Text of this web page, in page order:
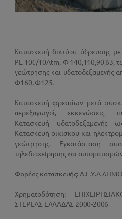
Κατασκευή δικτύου ύδρευσης
ΡΕ 100/10Atm, Φ 140,110,90,63,
γεώτρησης και υδατοδεξαμενής
Φ160, Φ125.
Κατασκευή φρεατίων μετά
αερεξαγωγοί, εκκενώσεις,
Κατασκευή υδατοδεξαμενής
Κατασκευή οικίσκου και
γεώτρησης. Εγκατάσταση
τηλεδιαχείρησης και
Φορέας κατασκευής: Δ.Ε.Υ.Α
Χρηματοδότηση:
ΣΤΕΡΕΑΣ ΕΛΛΑΔΑΣ 2000-2006​